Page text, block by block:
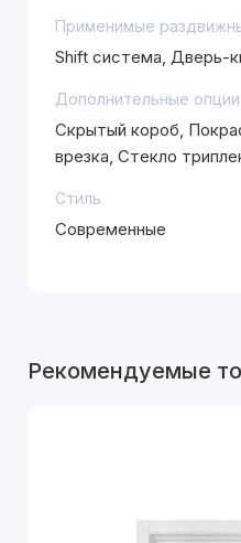
Применимые
Shift система, Дверь-
Дополнительные опции
Скрытый короб,
врезка, Стекло
Стиль
Современные
Рекомендуемые